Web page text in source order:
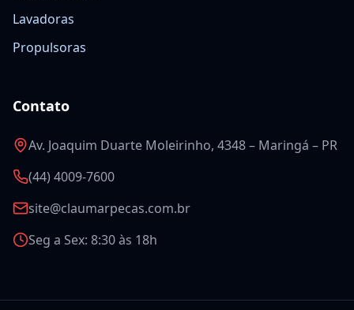
Lavadoras
Propulsoras
Contato
Av. Joaquim Duarte Moleirinho, 4348 – Maringá – PR
(44) 4009-7600
site@claumarpecas.com.br
Seg a Sex: 8:30 às 18h